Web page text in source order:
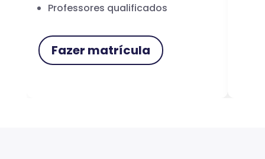
Professores qualificados
Fazer matrícula